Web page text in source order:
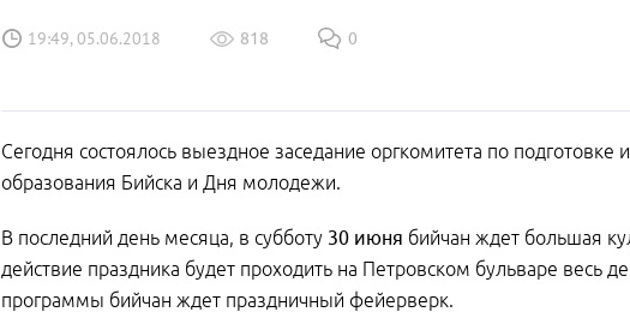
19:49, 05.06.2018 818 0
Сегодня состоялось выездное заседание оргкомитета по
образования Бийска и Дня молодежи.
В последний день месяца, в субботу 30 июня бийчан ждет большая
действие праздника будет проходить на Петровском бульваре весь
программы бийчан ждет праздничный фейерверк.